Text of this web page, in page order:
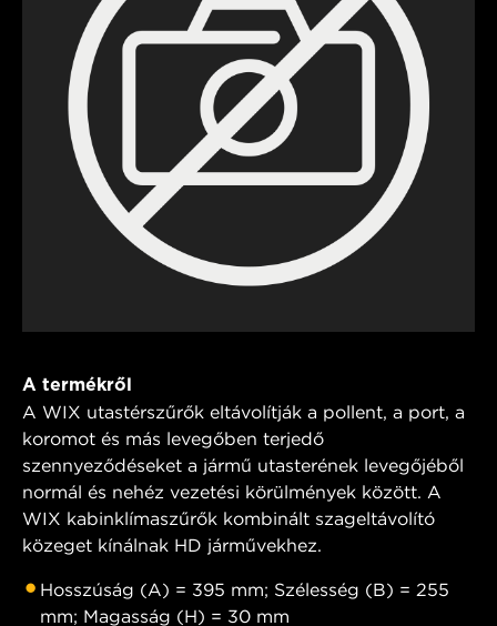
A termékről
A WIX utastérszűrők eltávolítják a pollent, a port, a
koromot és más levegőben terjedő
szennyeződéseket a jármű utasterének levegőjéből
normál és nehéz vezetési körülmények között. A
WIX kabinklímaszűrők kombinált szageltávolító
közeget kínálnak HD járművekhez.
Hosszúság (A) = 395 mm; Szélesség (B) = 255
mm; Magasság (H) = 30 mm